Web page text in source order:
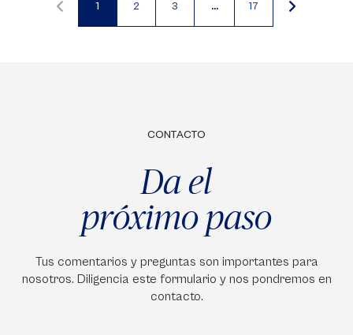
Página
1
Página
2
Página
3 … 17
CONTACTO
Da el
próximo paso
Tus comentarios y preguntas son importantes para
nosotros. Diligencia este formulario y nos pondremos en
contacto.